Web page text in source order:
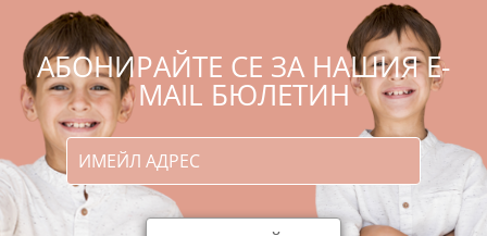
АБОНИРАЙТЕ СЕ ЗА НАШИЯ E-
MAIL БЮЛЕТИН